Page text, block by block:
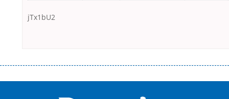
jTx1bU2
оформляти кредит в банку, значить Вам добре знайомі незручності